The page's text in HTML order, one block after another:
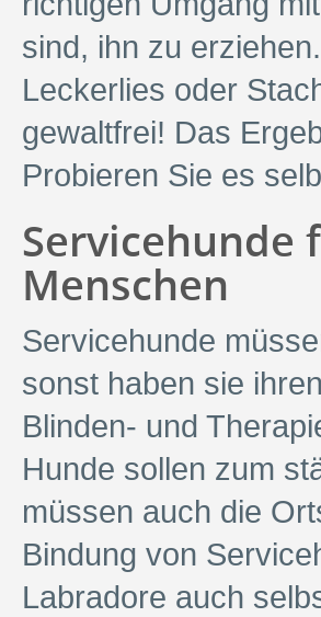
sind, ihn zu
Leckerlies oder
gewaltfrei! Das
Probieren Sie es
Menschen
Servicehunde
sonst haben sie
Blinden- und
Hunde sollen zum
müssen auch die
Bindung von
Labradore auch